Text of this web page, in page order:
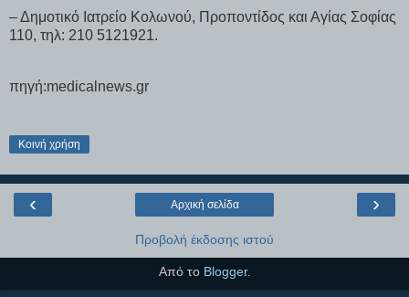
– Δημοτικό Ιατρείο Κολωνού, Προποντίδος και Αγίας Σοφίας
110, τηλ: 210 5121921.
πηγή:medicalnews.gr
Κοινή χρήση
‹ ›
Αρχική σελίδα
Προβολή έκδοσης ιστού
Από το Blogger.